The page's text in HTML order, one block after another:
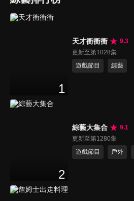
1
天才衝衝衝
9.3
更新至第1028集
遊戲節目
綜藝
2
綜藝大集合
9.1
更新至第1280集
遊戲節目
戶外